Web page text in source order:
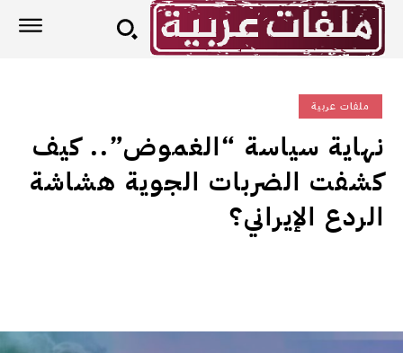
ملفات عربية
نهاية سياسة “الغموض”.. كيف
كشفت الضربات الجوية هشاشة
الردع الإيراني؟